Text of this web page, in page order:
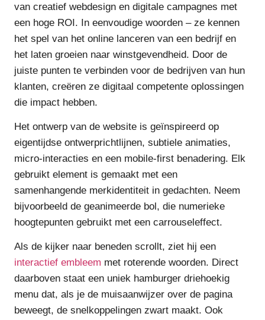
van creatief webdesign en digitale campagnes met
een hoge ROI. In eenvoudige woorden – ze kennen
het spel van het online lanceren van een bedrijf en
het laten groeien naar winstgevendheid. Door de
juiste punten te verbinden voor de bedrijven van hun
klanten, creëren ze digitaal competente oplossingen
die impact hebben.
Het ontwerp van de website is geïnspireerd op
eigentijdse ontwerprichtlijnen, subtiele animaties,
micro-interacties en een mobile-first benadering. Elk
gebruikt element is gemaakt met een
samenhangende merkidentiteit in gedachten. Neem
bijvoorbeeld de geanimeerde bol, die numerieke
hoogtepunten gebruikt met een carrouseleffect.
Als de kijker naar beneden scrollt, ziet hij een
interactief embleem met roterende woorden. Direct
daarboven staat een uniek hamburger driehoekig
menu dat, als je de muisaanwijzer over de pagina
beweegt, de snelkoppelingen zwart maakt. Ook